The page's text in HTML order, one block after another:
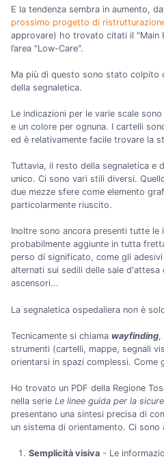
E la tendenza sembra in aumento,
prossimo progetto di
approvare) ho trovato citati il "Main
l’area "Low-Care".
Ma più di questo sono stato colpito
della segnaletica.
Le indicazioni per le varie scale
e un colore per ognuna. I cartelli
ed è relativamente facile trovare la
Tuttavia, il resto della segnaletica e
unico. Ci sono vari stili diversi.
due mezze sfere come elemento
particolarmente riuscito.
Inoltre sono ancora presenti tutte le
probabilmente aggiunte in tutta
perso di significato, come gli
alternati sui sedili delle sale d'attesa
ascensori...
La segnaletica ospedaliera non è
Tecnicamente si chiama wayfinding,
strumenti (cartelli, mappe, segnali
orientarsi in spazi complessi. Come
Ho trovato un PDF della Regione
nella serie Le linee guida per la
presentano una sintesi precisa di
un sistema di orientamento. Ci sono
Semplicità visiva- Le